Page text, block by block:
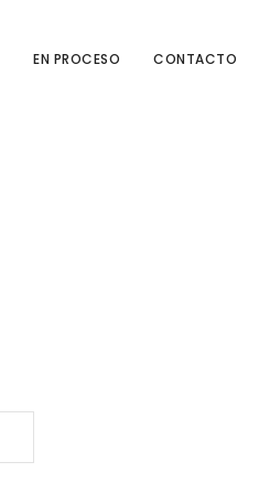
EN PROCESO CONTACTO